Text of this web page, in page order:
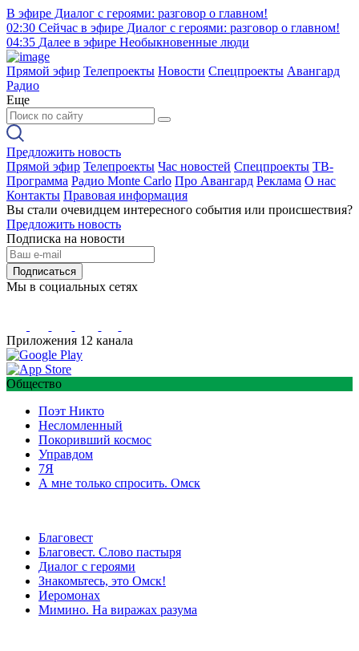
В эфире Диалог с героями: разговор о главном!
02:30 Сейчас в эфире Диалог с героями: разговор о главном!
04:35 Далее в эфире Необыкновенные люди
Прямой эфир Телепроекты Новости Спецпроекты Авангард
Радио
Еще
Предложить новость
Прямой эфир Телепроекты Час новостей Спецпроекты ТВ-
Программа Радио Monte Carlo Про Авангард Реклама О нас
Контакты Правовая информация
Вы стали очевидцем интересного события или происшествия?
Предложить новость
Подписка на новости
Подписаться
Мы в социальных сетях
Приложения 12 канала
Общество
Поэт Никто
Несломленный
Покоривший космос
Управдом
7Я
А мне только спросить. Омск
Благовест
Благовест. Слово пастыря
Диалог с героями
Знакомьтесь, это Омск!
Иеромонах
Мимино. На виражах разума